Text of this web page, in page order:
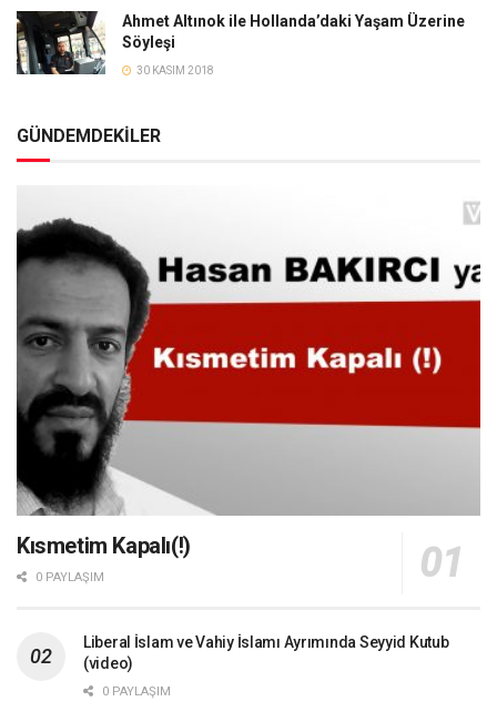
Ahmet Altınok ile Hollanda’daki Yaşam Üzerine
Söyleşi
30 KASIM 2018
GÜNDEMDEKİLER
Kısmetim Kapalı(!)
0 PAYLAŞIM
Liberal İslam ve Vahiy İslamı Ayrımında Seyyid Kutub
(video)
0 PAYLAŞIM